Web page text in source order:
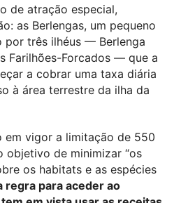
de atração especial,
as Berlengas, um pequeno
por três ilhéus — Berlenga
Farilhões-Forcados — que a
a cobrar uma taxa diária
à área terrestre da ilha da
em vigor a limitação de 550
objetivo de minimizar “os
os habitats e as espécies
regra para aceder ao